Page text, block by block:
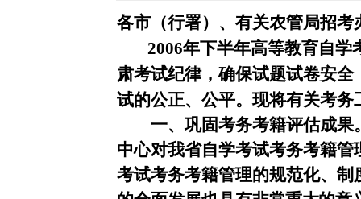
各市（行署）、有关农管局招考
2006年下半年高等教育自学
肃考试纪律，确保试题试卷安
试的公正、公平。现将有关考务
一、巩固考务考籍评估成
中心对我省自学考试考务考籍
考试考务考籍管理的规范化、